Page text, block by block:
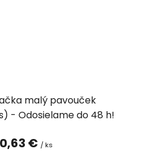
malý pavouček
0,63 € / ks